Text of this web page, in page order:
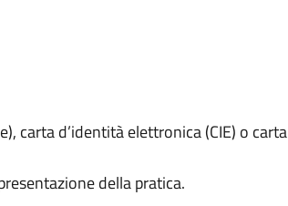
carta d’identità elettronica (CIE) o carta
della pratica.